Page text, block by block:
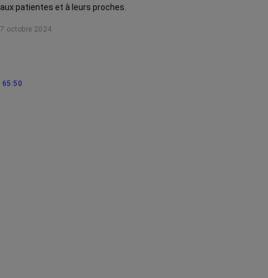
aux patientes et à leurs proches.
7 octobre 2024
65:50